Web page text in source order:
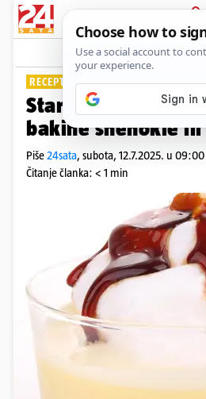
Lifestyle
RECEPT DANA
Starinski recept:
bakine šnenokle
Piše24sata, subota, 12.7.2025. u 09:00
Čitanje članka: < 1 min